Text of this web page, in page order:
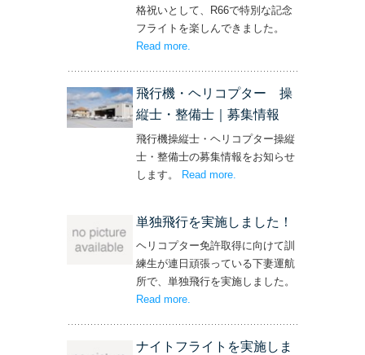
格祝いとして、R66で特別な記念
フライトを楽しんできました。
Read more– ‘社長と専務からの嬉しいプレゼン
.
飛行機・ヘリコプター 操
縦士・整備士｜募集情報
飛行機操縦士・ヘリコプター操縦
士・整備士の募集情報をお知らせ
します。
Read more
単独飛行を実施しました！
ヘリコプター免許取得に向けて訓
練生が連日頑張っている下妻運航
所で、単独飛行を実施しました。
Read more– ‘単独飛行を実施しました！’
.
ナイトフライトを実施しま